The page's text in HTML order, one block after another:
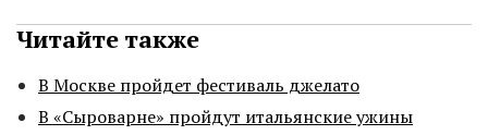
Читайте также
В Москве пройдет фестиваль джелато
В «Сыроварне» пройдут итальянские ужины